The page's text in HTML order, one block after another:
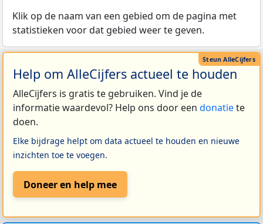
Klik op de naam van een gebied om de pagina met
statistieken voor dat gebied weer te geven.
Help om AlleCijfers actueel te houden
AlleCijfers is gratis te gebruiken. Vind je de
informatie waardevol? Help ons door een donatiete
doen.
Elke bijdrage helpt om data actueel te houden en nieuwe
inzichten toe te voegen.
Doneer en help mee